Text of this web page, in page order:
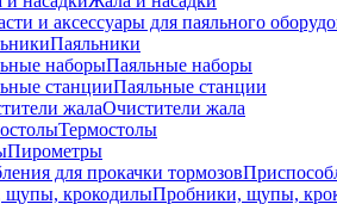
Паяльники
Паяльные наборы
Паяльные станции
Очистители жала
Термостолы
Пирометры
Пробники, щупы,